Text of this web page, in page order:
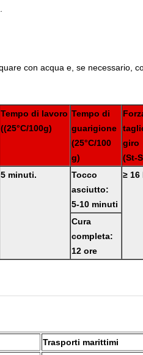
con acqua e, se necessario,
Tempo di lavoro
((25°C/100g)
Tempo di
guarigione
(25°C/100
g)
giro
(St-
5 minuti.
Tocco
asciutto:
5-10 minuti
≥ 16
Cura
completa:
12 ore
Trasporti marittimi